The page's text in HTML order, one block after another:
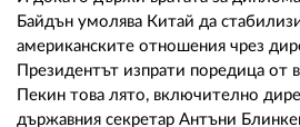
Байдън умолява Китай да
американските отношения чрез
Президентът изпрати поредица от
Пекин това лято, включително
държавния секретар Антъни